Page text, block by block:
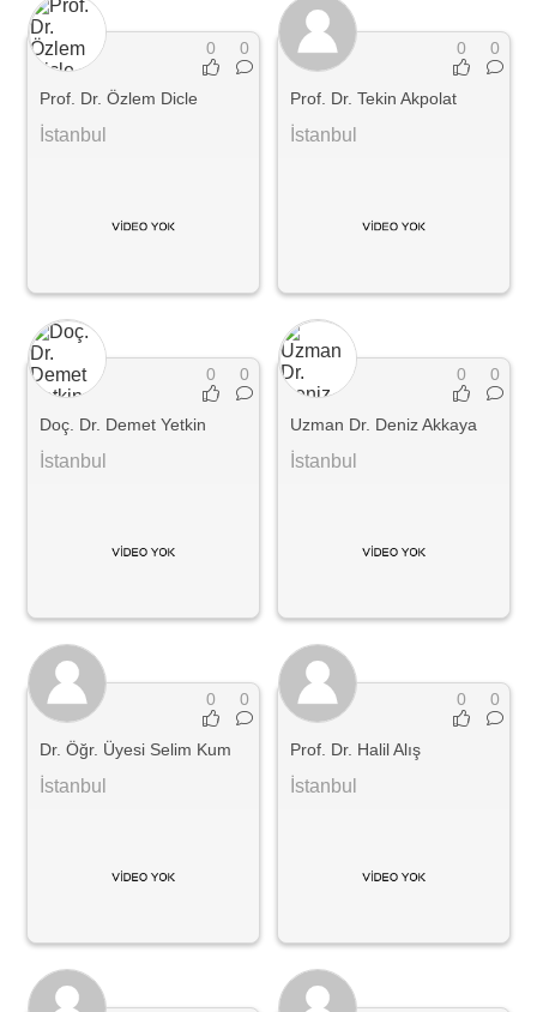
0 0
Prof. Dr. Özlem Dicle
İstanbul
0 0
Prof. Dr. Tekin Akpolat
İstanbul
0 0
Doç. Dr. Demet Yetkin
İstanbul
0 0
Uzman Dr. Deniz Akkaya
İstanbul
0 0
Dr. Öğr. Üyesi Selim Kum
İstanbul
0 0
Prof. Dr. Halil Alış
İstanbul